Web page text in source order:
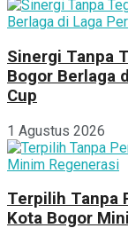
Sinergi Tanpa
Bogor Berlaga
Cup
1 Agustus 2026
Terpilih Tanpa
Kota Bogor